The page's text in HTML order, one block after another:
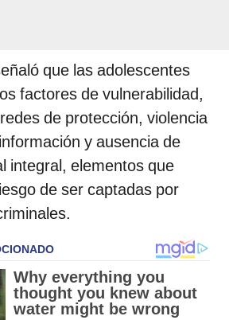
que las adolescentes
factores de vulnerabilidad,
de protección, violencia
y ausencia de
integral, elementos que
de ser captadas por